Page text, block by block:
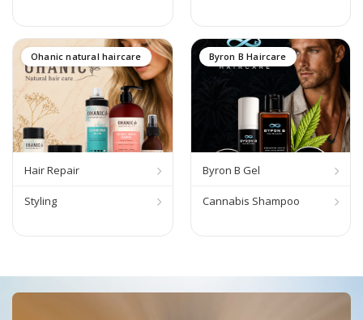
Ohanic natural haircare
Hair Repair
Styling
Byron B Haircare
Byron B Gel
Cannabis Shampoo